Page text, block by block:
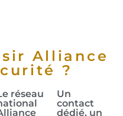
Alliance
?
réseau
Un
contact
dédié, un